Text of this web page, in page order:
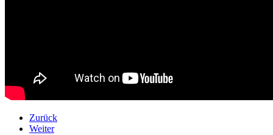
Zurück
Weiter